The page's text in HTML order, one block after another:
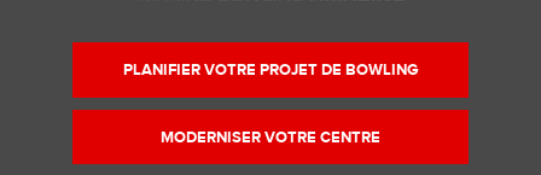
PLANIFIER VOTRE PROJET DE BOWLING
MODERNISER VOTRE CENTRE